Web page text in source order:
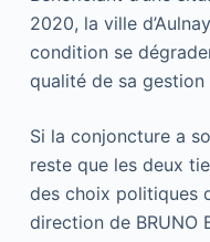
2020, la ville
condition se
qualité de sa gestion
Si la conjoncture a
reste que les deux
des choix politiques
direction de BRUNO